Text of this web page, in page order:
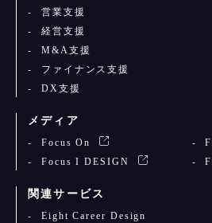
営業支援
経営支援
M&A支援
ファイナンス支援
DX支援
メディア
Focus On
Focus I DESIGN
関連サービス
Eight Career Design